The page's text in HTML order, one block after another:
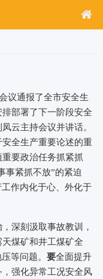
议通报了全市安全生
部署了下一阶段安全
云主持会议并讲话。
安全生产重要论述的重
要政治任务抓紧抓
事紧抓不放”的紧迫
作内化于心、外化于
深刻汲取事故教训，
煤矿和井工煤矿全
等问题。 要全面提升
强化异常工况安全风